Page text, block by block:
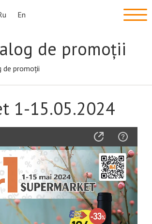
En
de promoții
de promoții
1-15.05.2024